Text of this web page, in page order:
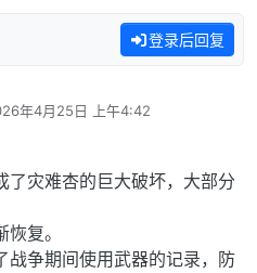
登录后回复
年4月25日 上午4:42
辑
了灾难杏的巨大破坏，大部分
复。
战争期间使用武器的记录，防